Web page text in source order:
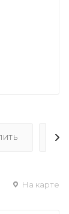
На карте